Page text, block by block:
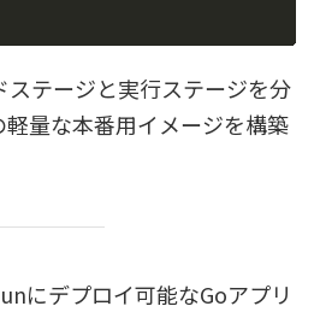
ステージと実行ステージを分
量な本番用イメージを構築
にデプロイ可能なGoアプリ